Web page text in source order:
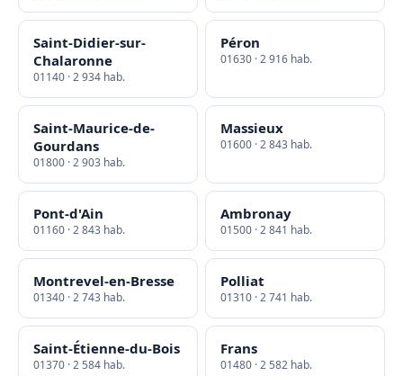
Saint-Didier-sur-
Chalaronne
01140 · 2 934 hab.
Péron
01630 · 2 916 hab.
Saint-Maurice-de-
Gourdans
01800 · 2 903 hab.
Massieux
01600 · 2 843 hab.
Pont-d'Ain
01160 · 2 843 hab.
Ambronay
01500 · 2 841 hab.
Montrevel-en-Bresse
01340 · 2 743 hab.
Polliat
01310 · 2 741 hab.
Saint-Étienne-du-Bois
01370 · 2 584 hab.
Frans
01480 · 2 582 hab.